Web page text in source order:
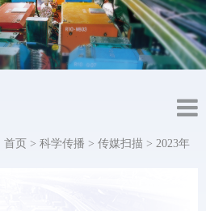
首页 > 科学传播 > 传媒扫描 > 2023年